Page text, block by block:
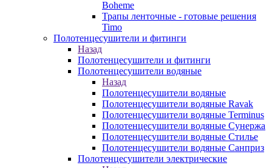
Boheme
Трапы ленточные - готовые решения
Timo
Полотенцесушители и фитинги
Назад
Полотенцесушители и фитинги
Полотенцесушители водяные
Назад
Полотенцесушители водяные
Полотенцесушители водяные Ravak
Полотенцесушители водяные Terminus
Полотенцесушители водяные Сунержа
Полотенцесушители водяные Стилье
Полотенцесушители водяные Санприз
Полотенцесушители электрические